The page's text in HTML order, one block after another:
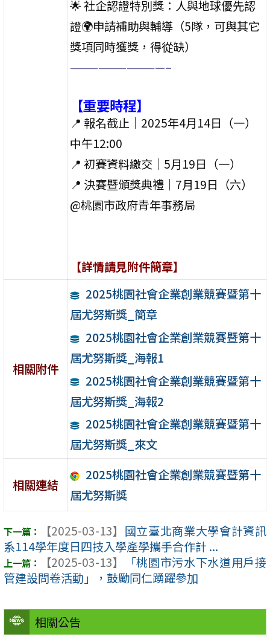
相關公告
🌟 社企認證特別獎：人與地球優先認
證🌍申請補助與輔導（5隊，可與其它
獎項同時獲獎，得從缺）
——————————–
【重要時程】
📍 報名截止｜2025年4月14日（一）
中午12:00
📍 初賽資料繳交｜5月19日（一）
📍 決賽暨頒獎典禮｜7月19日（六）
@桃園市政府青年事務局
【詳情請見附件簡章】
相關附件
2025桃園社會企業創業競賽暨第十
屆尤努斯獎_簡章
2025桃園社會企業創業競賽暨第十
屆尤努斯獎_海報1
2025桃園社會企業創業競賽暨第十
屆尤努斯獎_海報2
2025桃園社會企業創業競賽暨第十
屆尤努斯獎_來文
相關連結
2025桃園社會企業創業競賽暨第十
屆尤努斯獎
【2025-03-13】 國立臺北商業大學會計資訊
系114學年度日四技入學產學攜手合作計 ...
【2025-03-13】
「桃園市污水下水道用戶接
管建設問卷活動」，鼓勵同仁踴躍參加